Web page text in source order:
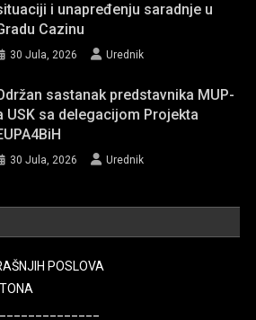
i unapređenju saradnje u
Cazinu
30 Jula, 2026 Urednik
sastanak predstavnika MUP-
USK sa delegacijom Projekta
30 Jula, 2026 Urednik
POSLOVA